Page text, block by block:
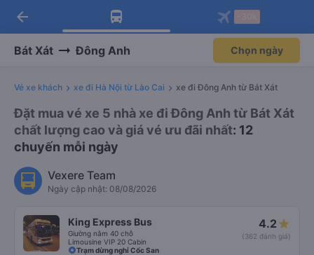
Tải app Vexere ngay!
Nhận ưu đãi thành viên độc
Mở app
Tải app Vexere
-30k/ghế khi đặt vé máy bay qua
Mở app
arrow_back
Bát Xát Đông Anh Chọn ngày
Vé xe khách xe đi Hà Nội từ Lào Cai xe đi Đông Anh từ Bát Xát
Đặt mua vé xe 5 nhà xe đi Đông Anh từ Bát Xát
chất lượng cao và giá vé ưu đãi nhất: 12
chuyến mỗi ngày
Vexere Team
Ngày cập nhật: 08/08/2026
King Express Bus
Giường nằm 40 chỗ
Limousine VIP 20 Cabin
4.2
(362 đánh giá)
Trạm dừng nghỉ Cốc San